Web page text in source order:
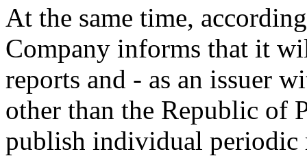
At the same time,
Company informs that it
reports and - as an issuer
other than the Republic of
publish individual periodic